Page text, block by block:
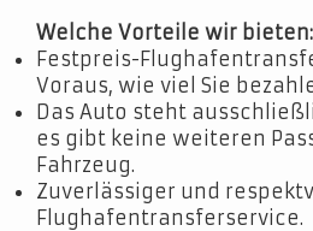
Welche Vorteile wir bieten:
Festpreis-
Voraus, wie viel Sie
Das Auto steht
es gibt keine weiteren
Fahrzeug.
Zuverlässiger und
Flughafentransferservice.